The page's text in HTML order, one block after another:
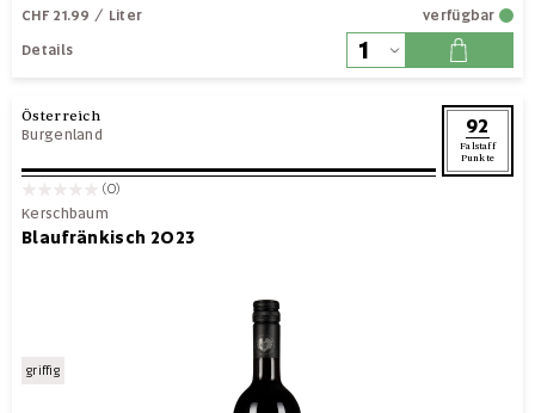
CHF 21.99 / Liter
verfügbar
Details
Österreich
Burgenland 92
Falstaff
Punkte
(0)
Kerschbaum
Blaufränkisch 2023
griffig